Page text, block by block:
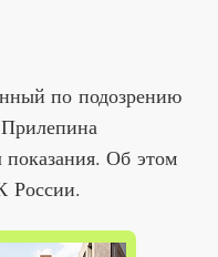
по подозрению
показания. Об этом
России.